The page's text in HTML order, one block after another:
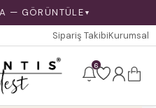
— GÖRÜNTÜLE ▼
Sipariş TakibiKurumsal
6